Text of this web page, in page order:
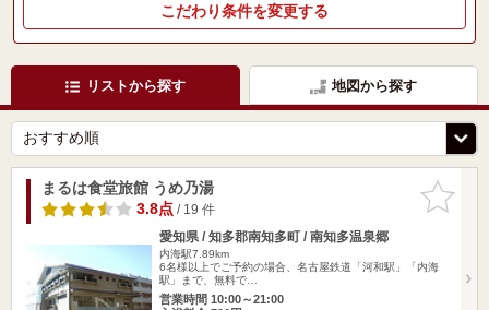
こだわり条件を変更する
リストから探す 地図から探す
お気に入
りに追加
まるは食堂旅館 うめ乃湯
3.8点/ 19 件
愛知県 / 知多郡南知多町 / 南知多温泉郷
内海駅7.89km
6名様以上でご予約の場合、名古屋鉄道「河和駅」「内海
駅」まで、無料で…
営業時間 10:00～21:00